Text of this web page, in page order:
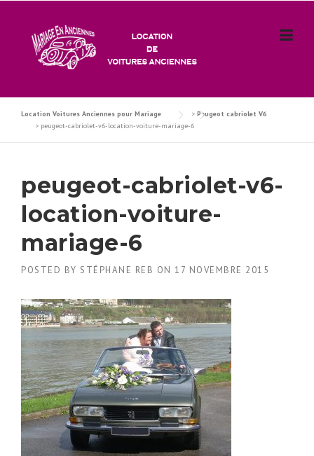
Location Voitures Anciennes pour Mariage > Peugeot cabriolet V6
> peugeot-cabriolet-v6-location-voiture-mariage-6
peugeot-cabriolet-v6-
location-voiture-
mariage-6
POSTED BY STÉPHANE REB ON 17 NOVEMBRE 2015